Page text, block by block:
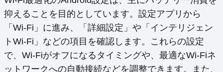
抑えることを目的としています。設定アプリから
「Wi-Fi」に進み、「詳細設定」や「インテリジェン
トWi-Fi」などの項目を確認します。これらの設定
で、Wi-Fiがオフになるタイミングや、最適なWi-Fiネ
ットワークへの自動接続などを調整できます。また、